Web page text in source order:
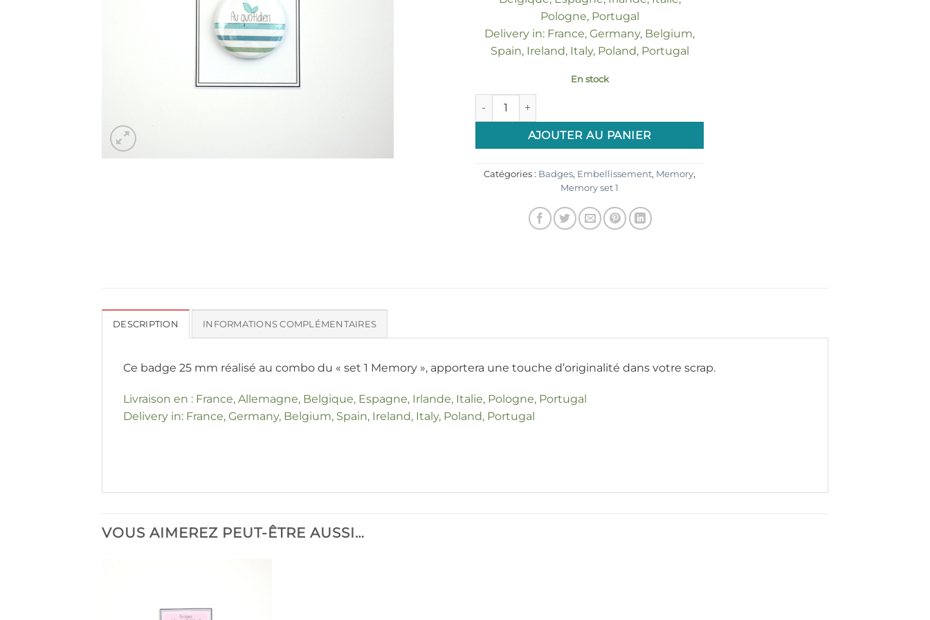
Pologne, Portugal
Delivery in: France, Germany, Belgium,
Spain, Ireland, Italy, Poland, Portugal
En stock
quantité de 1 Badge 25mm "Au quotidien"
AJOUTER AU PANIER
Catégories : Badges, Embellissement, Memory,
Memory set 1
DESCRIPTION INFORMATIONS COMPLÉMENTAIRES
Ce badge 25 mm réalisé au combo du « set 1 Memory », apportera une touche d’originalité dans votre scrap.
Livraison en : France, Allemagne, Belgique, Espagne, Irlande, Italie, Pologne, Portugal
Delivery in: France, Germany, Belgium, Spain, Ireland, Italy, Poland, Portugal
VOUS AIMEREZ PEUT-ÊTRE AUSSI…